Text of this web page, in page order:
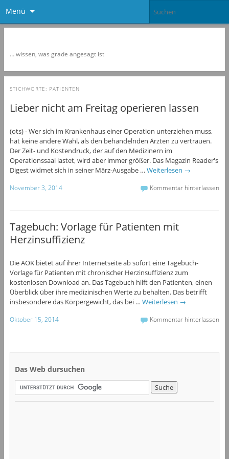
Menü
… wissen, was grade angesagt ist
STICHWORTE: PATIENTEN
Lieber nicht am Freitag operieren lassen
(ots) - Wer sich im Krankenhaus einer Operation unterziehen muss,
hat keine andere Wahl, als den behandelnden Ärzten zu vertrauen.
Der Zeit- und Kostendruck, der auf den Medizinern im
Operationssaal lastet, wird aber immer größer. Das Magazin Reader's
Digest widmet sich in seiner März-Ausgabe … Weiterlesen →
November 3, 2014 Kommentar hinterlassen
Tagebuch: Vorlage für Patienten mit
Herzinsuffizienz
Die AOK bietet auf ihrer Internetseite ab sofort eine Tagebuch-
Vorlage für Patienten mit chronischer Herzinsuffizienz zum
kostenlosen Download an. Das Tagebuch hilft den Patienten, einen
Überblick über ihre medizinischen Werte zu behalten. Das betrifft
insbesondere das Körpergewicht, das bei … Weiterlesen →
Oktober 15, 2014 Kommentar hinterlassen
Das Web dursuchen